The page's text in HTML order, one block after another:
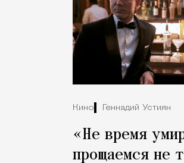
Кино Геннадий Устиян
«Не время
прощаемся не